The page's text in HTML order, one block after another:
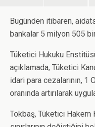
Bugünden itibaren,
bankalar 5 milyon 505
Tüketici Hukuku
açıklamada, Tüketici
idari para cezalarının, 1
oranında artırılarak
Tokbaş, Tüketici Hakem